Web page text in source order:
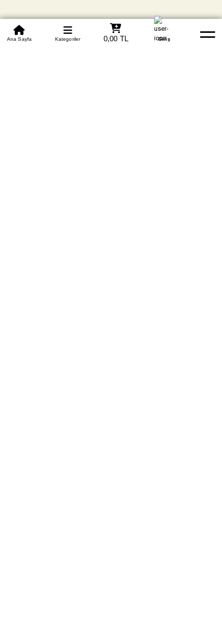
0850 305 09 70
Beden Tablosu Banka Hesapları Whatsapp Yardım
Ana Sayfa Kategoriler 0,00 TL Giriş